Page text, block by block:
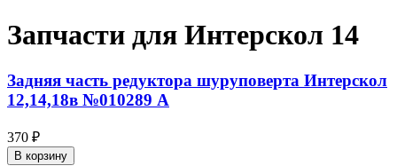
Запчасти для Интерскол 14
Задняя часть редуктора шуруповерта Интерскол
12,14,18в №010289 A
370 ₽
В корзину